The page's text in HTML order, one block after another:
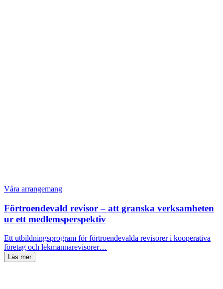
Våra arrangemang
Förtroendevald revisor – att granska verksamheten
ur ett medlemsperspektiv
Ett utbildningsprogram för förtroendevalda revisorer i kooperativa
företag och lekmannarevisorer…
Läs mer